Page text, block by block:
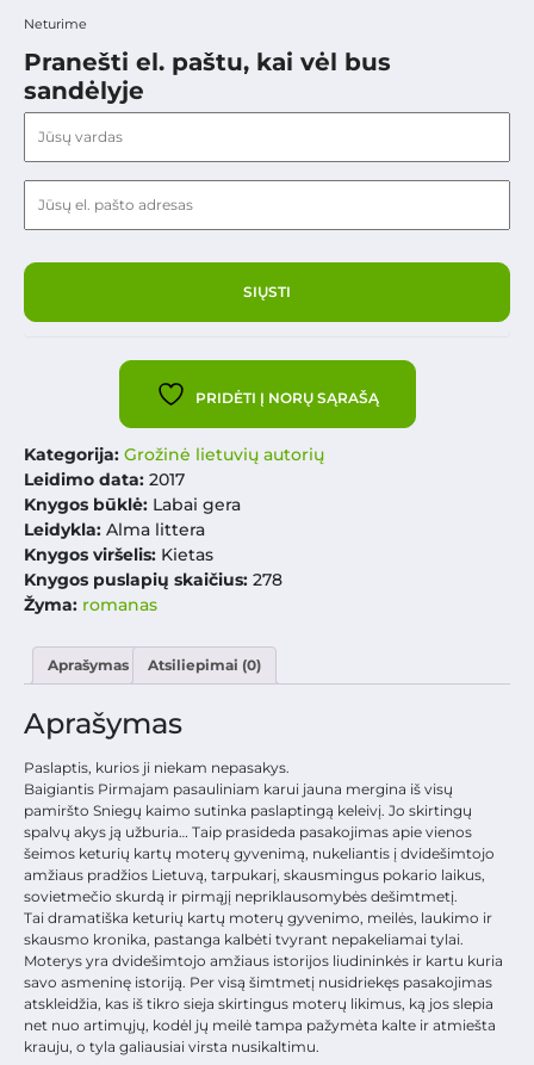
Neturime
Pranešti el. paštu, kai vėl bus
sandėlyje
PRIDĖTI Į NORŲ SĄRAŠĄ
Kategorija: Grožinė lietuvių autorių
Leidimo data: 2017
Knygos būklė: Labai gera
Leidykla: Alma littera
Knygos viršelis: Kietas
Knygos puslapių skaičius: 278
Žyma: romanas
Aprašymas Atsiliepimai (0)
Aprašymas
Paslaptis, kurios ji niekam nepasakys.
Baigiantis Pirmajam pasauliniam karui jauna mergina iš visų
pamiršto Sniegų kaimo sutinka paslaptingą keleivį. Jo skirtingų
spalvų akys ją užburia… Taip prasideda pasakojimas apie vienos
šeimos keturių kartų moterų gyvenimą, nukeliantis į dvidešimtojo
amžiaus pradžios Lietuvą, tarpukarį, skausmingus pokario laikus,
sovietmečio skurdą ir pirmąjį nepriklausomybės dešimtmetį.
Tai dramatiška keturių kartų moterų gyvenimo, meilės, laukimo ir
skausmo kronika, pastanga kalbėti tvyrant nepakeliamai tylai.
Moterys yra dvidešimtojo amžiaus istorijos liudininkės ir kartu kuria
savo asmeninę istoriją. Per visą šimtmetį nusidriekęs pasakojimas
atskleidžia, kas iš tikro sieja skirtingus moterų likimus, ką jos slepia
net nuo artimųjų, kodėl jų meilė tampa pažymėta kalte ir atmiešta
krauju, o tyla galiausiai virsta nusikaltimu.